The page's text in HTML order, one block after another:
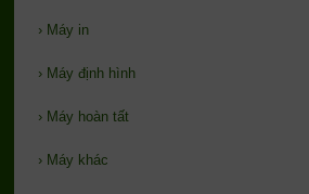
› Máy in
› Máy định hình
› Máy hoàn tất
› Máy khác